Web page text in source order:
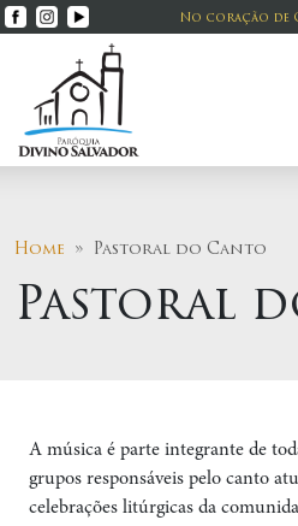
No coração de
Home » Pastoral do Canto
Pastoral
A música é parte integrante de
grupos responsáveis pelo canto
celebrações litúrgicas da